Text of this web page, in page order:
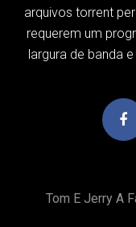
arquivos torrent
requerem um
largura de banda
Tom E Jerry A